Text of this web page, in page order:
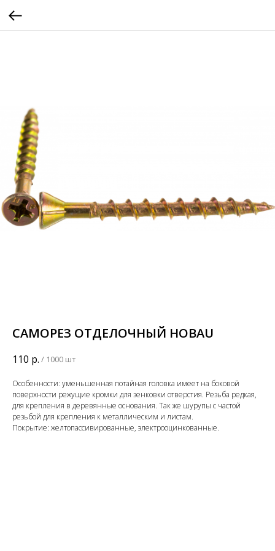
САМОРЕЗ ОТДЕЛОЧНЫЙ HOBAU
110 р. / 1000 шт
Особенности: уменьшенная потайная головка имеет на боковой
поверхности режущие кромки для зенковки отверстия. Резьба редкая,
для крепления в деревянные основания. Так же шурупы с частой
резьбой для крепления к металлическим и листам.
Покрытие: желтопассивированные, электрооцинкованные.